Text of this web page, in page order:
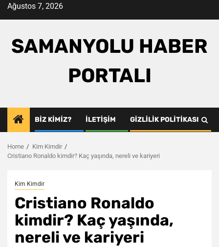
SkipAğustos 7, 2026
SAMANYOLU HABER
PORTALI
BIZ KIMIZ? İLETIŞIM GIZLILIK POLITIKASI
Home
Kim Kimdir
Cristiano Ronaldo kimdir? Kaç yaşında, nereli ve kariyeri
Kim Kimdir
Cristiano Ronaldo
kimdir? Kaç yaşında,
nereli ve kariyeri